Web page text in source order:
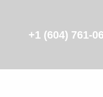
+1 (604) 761-